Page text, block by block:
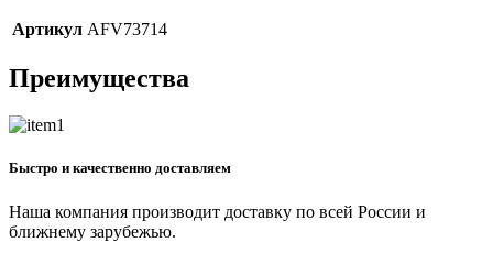
Артикул AFV73714
Преимущества
Быстро и качественно доставляем
Наша компания производит доставку по всей России и
ближнему зарубежью.